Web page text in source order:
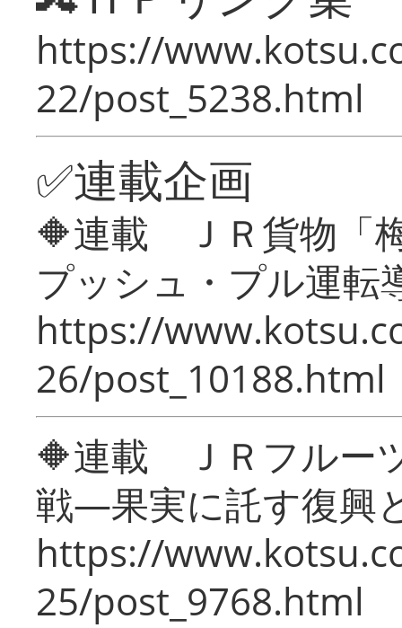
https://
22/post_5238.html
✅連載企画
🔶連載 ＪＲ貨物「
プッシュ・プル運転
https://
26/post_10188.html
🔶連載 ＪＲフルー
戦―果実に託す復興
https://
25/post_9768.html